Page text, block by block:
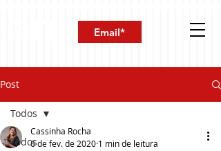
Post
Todos
Todos
Cassinha Rocha
6 de fev. de 2020 1 min de leitura